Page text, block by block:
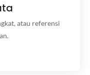
atau referensi
atau referensi